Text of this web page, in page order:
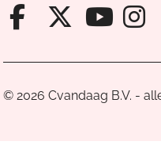
Facebook
X van
© 2026 Cvandaag B.V. -